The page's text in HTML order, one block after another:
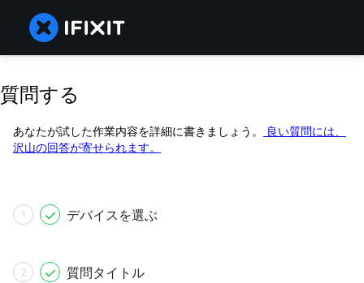
質問する
あなたが試した作業内容を詳細に書きましょう。
良い質問には、
沢山の回答が寄せられます。
1 デバイスを選ぶ
2 質問タイトル